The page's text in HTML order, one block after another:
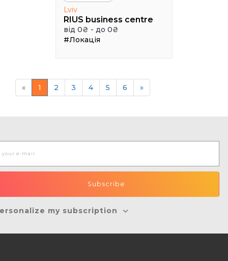
Lviv
RIUS business centre
від 0₴ - до 0₴
#Локація
« 1 2 3 4 5 6 »
my subscription